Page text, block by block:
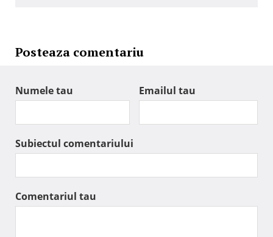
Posteaza comentariu
Numele tau Emailul tau
Subiectul comentariului
Comentariul tau